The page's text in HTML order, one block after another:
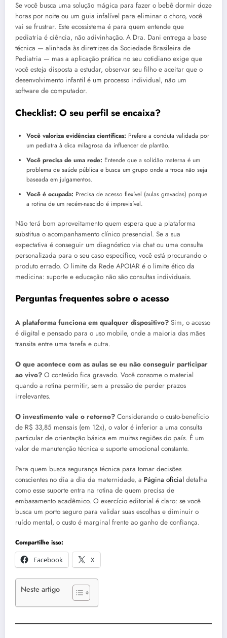
Se você busca uma solução mágica para fazer o bebê dormir doze
horas por noite ou um guia infalível para eliminar o choro, você
vai se frustrar. Este ecossistema é para quem entende que
pediatria é ciência, não adivinhação. A Dra. Dani entrega a base
técnica — alinhada às diretrizes da Sociedade Brasileira de
Pediatria — mas a aplicação prática no seu cotidiano exige que
você esteja disposta a estudar, observar seu filho e aceitar que o
desenvolvimento infantil é um processo individual, não um
software de computador.
Checklist: O seu perfil se encaixa?
Você valoriza evidências científicas: Prefere a conduta validada por
um pediatra à dica milagrosa da influencer de plantão.
Você precisa de uma rede: Entende que a solidão materna é um
problema de saúde pública e busca um grupo onde a troca não seja
baseada em julgamentos.
Você é ocupada: Precisa de acesso flexível (aulas gravadas) porque
a rotina de um recém-nascido é imprevisível.
Não terá bom aproveitamento quem espera que a plataforma
substitua o acompanhamento clínico presencial. Se a sua
expectativa é conseguir um diagnóstico via chat ou uma consulta
personalizada para o seu caso específico, você está procurando o
produto errado. O limite da Rede APOIAR é o limite ético da
medicina: suporte e educação não são consultas individuais.
Perguntas frequentes sobre o acesso
A plataforma funciona em qualquer dispositivo? Sim, o acesso
é digital e pensado para o uso mobile, onde a maioria das mães
transita entre uma tarefa e outra.
O que acontece com as aulas se eu não conseguir participar
ao vivo? O conteúdo fica gravado. Você consome o material
quando a rotina permitir, sem a pressão de perder prazos
irrelevantes.
O investimento vale o retorno? Considerando o custo-benefício
de R$ 33,85 mensais (em 12x), o valor é inferior a uma consulta
particular de orientação básica em muitas regiões do país. É um
valor de manutenção técnica e suporte emocional constante.
Para quem busca segurança técnica para tomar decisões
conscientes no dia a dia da maternidade, a Página oficial detalha
como esse suporte entra na rotina de quem precisa de
embasamento acadêmico. O exercício editorial é claro: se você
busca um porto seguro para validar suas escolhas e diminuir o
ruído mental, o custo é marginal frente ao ganho de confiança.
Compartilhe isso:
Facebook
X
Neste artigo